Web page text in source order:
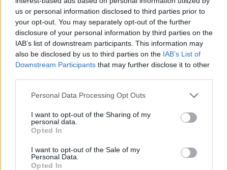
us or personal information disclosed to third parties prior to
your opt-out. You may separately opt-out of the further
disclosure of your personal information by third parties on the
IAB’s list of downstream participants. This information may
also be disclosed by us to third parties on the IAB’s List of
Downstream Participants that may further disclose it to other
Personal Data Processing Opt Outs
I want to opt-out of the Sharing of my
personal data.
Opted In
I want to opt-out of the Sale of my
Personal Data.
Opted In
ΠΕΡΙΣΣΌΤΕΡΑ ΣΕ ΑΥΤΉ ΤΗΝ ΚΑΤΗΓΟΡΊΑ
S&P: "Κλειδί" για ανάπτυξη
οι εκλογές στην Ελλάδα
15/01/2019 - 02:00
ΕΣΕΕ: Συνάντηση με τον
Υφυπουργό Δ. Λιάκο για